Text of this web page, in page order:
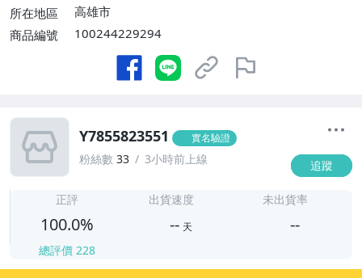
所在地區
高雄市
商品編號
100244229294
Y7855823551 實名驗證
粉絲數 33 3小時前上線 追蹤
正評
100.0%
總評價 228
出貨速度
-- 天
未出貨率
--